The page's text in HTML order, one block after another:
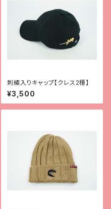
刺繡入りキャップ【クレス2種】
¥3,500